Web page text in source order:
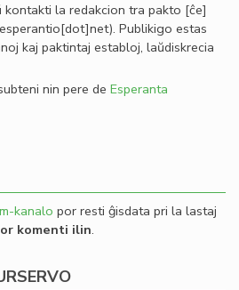
kontakti la redakcion tra pakto [ĉe]
. Publikigo estas
kaj paktintaj establoj, laŭdiskrecia
nin pere de Esperanta
kanalo por resti ĝisdata pri la lastaj
komenti ilin.